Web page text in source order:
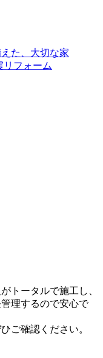
トータルで施工し、
理するので安心で
ご確認ください。